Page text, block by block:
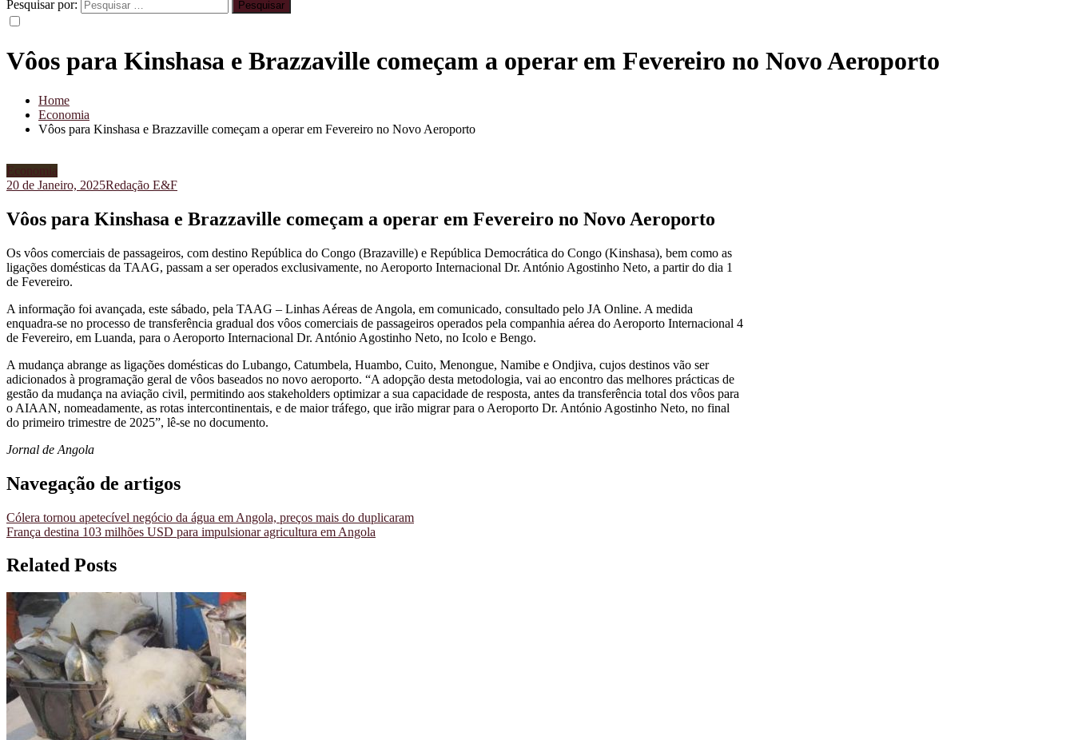
Pesquisar por:
Vôos para Kinshasa e Brazzaville começam a operar em Fevereiro no Novo Aeroporto
Home
Economia
Vôos para Kinshasa e Brazzaville começam a operar em Fevereiro no Novo Aeroporto
Economia
20 de Janeiro, 2025Redação E&F
Vôos para Kinshasa e Brazzaville começam a operar em Fevereiro no Novo Aeroporto
Os vôos comerciais de passageiros, com destino República do Congo (Brazaville) e República Democrática do Congo (Kinshasa), bem como as
ligações domésticas da TAAG, passam a ser operados exclusivamente, no Aeroporto Internacional Dr. António Agostinho Neto, a partir do dia 1
de Fevereiro.
A informação foi avançada, este sábado, pela TAAG – Linhas Aéreas de Angola, em comunicado, consultado pelo JA Online. A medida
enquadra-se no processo de transferência gradual dos vôos comerciais de passageiros operados pela companhia aérea do Aeroporto Internacional 4
de Fevereiro, em Luanda, para o Aeroporto Internacional Dr. António Agostinho Neto, no Icolo e Bengo.
A mudança abrange as ligações domésticas do Lubango, Catumbela, Huambo, Cuito, Menongue, Namibe e Ondjiva, cujos destinos vão ser
adicionados à programação geral de vôos baseados no novo aeroporto. “A adopção desta metodologia, vai ao encontro das melhores prácticas de
gestão da mudança na aviação civil, permitindo aos stakeholders optimizar a sua capacidade de resposta, antes da transferência total dos vôos para
o AIAAN, nomeadamente, as rotas intercontinentais, e de maior tráfego, que irão migrar para o Aeroporto Dr. António Agostinho Neto, no final
do primeiro trimestre de 2025”, lê-se no documento.
Jornal de Angola
Navegação de artigos
Cólera tornou apetecível negócio da água em Angola, preços mais do duplicaram
França destina 103 milhões USD para impulsionar agricultura em Angola
Related Posts